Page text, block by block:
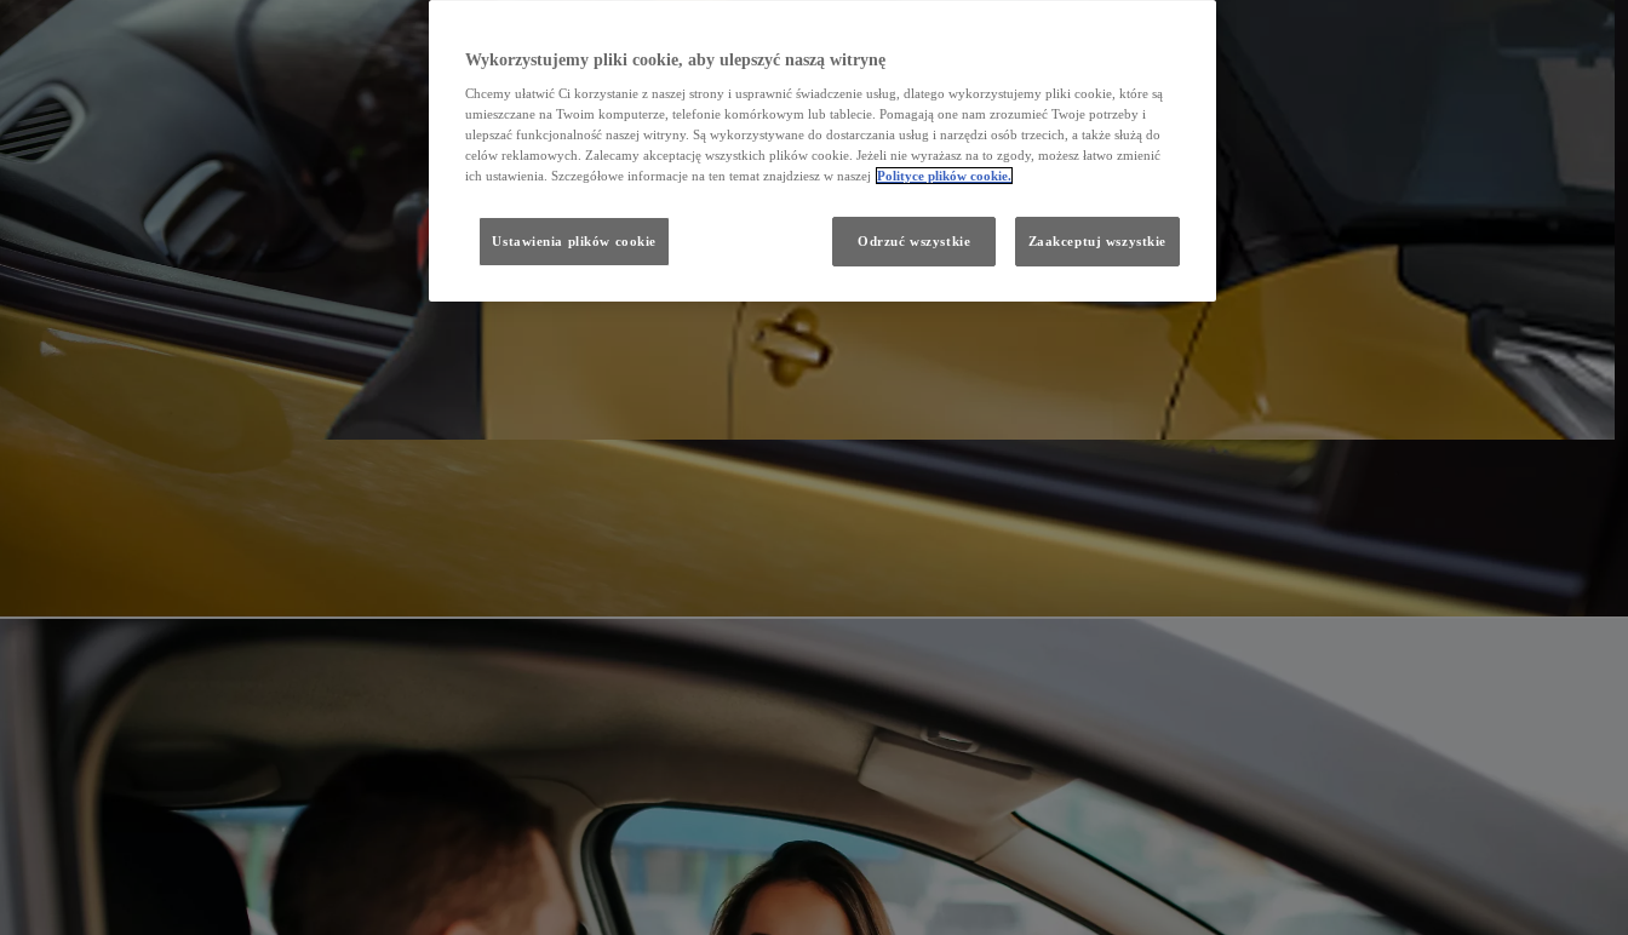
Wykorzystujemy pliki cookie, aby ulepszyć naszą witrynę
Chcemy ułatwić Ci korzystanie z naszej strony i usprawnić świadczenie usług, dlatego wykorzystujemy pliki cookie, które są
umieszczane na Twoim komputerze, telefonie komórkowym lub tablecie. Pomagają one nam zrozumieć Twoje potrzeby i
ulepszać funkcjonalność naszej witryny. Są wykorzystywane do dostarczania usług i narzędzi osób trzecich, a także służą do
celów reklamowych. Zalecamy akceptację wszystkich plików cookie. Jeżeli nie wyrażasz na to zgody, możesz łatwo zmienić
ich ustawienia. Szczegółowe informacje na ten temat znajdziesz w naszej Polityce plików cookie.
Odrzuć wszystkie Zaakceptuj wszystkie
Ustawienia plików cookie